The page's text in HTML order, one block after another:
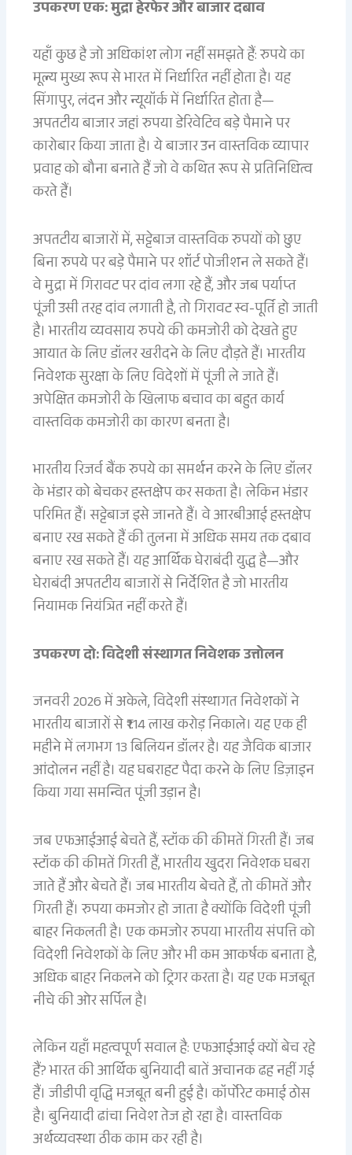
उपकरण एक: मुद्रा हेरफेर और बाजार दबाव
यहाँ कुछ है जो अधिकांश लोग नहीं समझते हैं: रुपये का
मूल्य मुख्य रूप से भारत में निर्धारित नहीं होता है। यह
सिंगापुर, लंदन और न्यूयॉर्क में निर्धारित होता है—
अपतटीय बाजार जहां रुपया डेरिवेटिव बड़े पैमाने पर
कारोबार किया जाता है। ये बाजार उन वास्तविक व्यापार
प्रवाह को बौना बनाते हैं जो वे कथित रूप से प्रतिनिधित्व
करते हैं।
अपतटीय बाजारों में, सट्टेबाज वास्तविक रुपयों को छुए
बिना रुपये पर बड़े पैमाने पर शॉर्ट पोजीशन ले सकते हैं।
वे मुद्रा में गिरावट पर दांव लगा रहे हैं, और जब पर्याप्त
पूंजी उसी तरह दांव लगाती है, तो गिरावट स्व-पूर्ति हो जाती
है। भारतीय व्यवसाय रुपये की कमजोरी को देखते हुए
आयात के लिए डॉलर खरीदने के लिए दौड़ते हैं। भारतीय
निवेशक सुरक्षा के लिए विदेशों में पूंजी ले जाते हैं।
अपेक्षित कमजोरी के खिलाफ बचाव का बहुत कार्य
वास्तविक कमजोरी का कारण बनता है।
भारतीय रिजर्व बैंक रुपये का समर्थन करने के लिए डॉलर
के भंडार को बेचकर हस्तक्षेप कर सकता है। लेकिन भंडार
परिमित हैं। सट्टेबाज इसे जानते हैं। वे आरबीआई हस्तक्षेप
बनाए रख सकते हैं की तुलना में अधिक समय तक दबाव
बनाए रख सकते हैं। यह आर्थिक घेराबंदी युद्ध है—और
घेराबंदी अपतटीय बाजारों से निर्देशित है जो भारतीय
नियामक नियंत्रित नहीं करते हैं।
उपकरण दो: विदेशी संस्थागत निवेशक उत्तोलन
जनवरी 2026 में अकेले, विदेशी संस्थागत निवेशकों ने
भारतीय बाजारों से ₹1.14 लाख करोड़ निकाले। यह एक ही
महीने में लगभग 13 बिलियन डॉलर है। यह जैविक बाजार
आंदोलन नहीं है। यह घबराहट पैदा करने के लिए डिज़ाइन
किया गया समन्वित पूंजी उड़ान है।
जब एफआईआई बेचते हैं, स्टॉक की कीमतें गिरती हैं। जब
स्टॉक की कीमतें गिरती हैं, भारतीय खुदरा निवेशक घबरा
जाते हैं और बेचते हैं। जब भारतीय बेचते हैं, तो कीमतें और
गिरती हैं। रुपया कमजोर हो जाता है क्योंकि विदेशी पूंजी
बाहर निकलती है। एक कमजोर रुपया भारतीय संपत्ति को
विदेशी निवेशकों के लिए और भी कम आकर्षक बनाता है,
अधिक बाहर निकलने को ट्रिगर करता है। यह एक मजबूत
नीचे की ओर सर्पिल है।
लेकिन यहाँ महत्वपूर्ण सवाल है: एफआईआई क्यों बेच रहे
हैं? भारत की आर्थिक बुनियादी बातें अचानक ढह नहीं गई
हैं। जीडीपी वृद्धि मजबूत बनी हुई है। कॉर्पोरेट कमाई ठोस
है। बुनियादी ढांचा निवेश तेज हो रहा है। वास्तविक
अर्थव्यवस्था ठीक काम कर रही है।